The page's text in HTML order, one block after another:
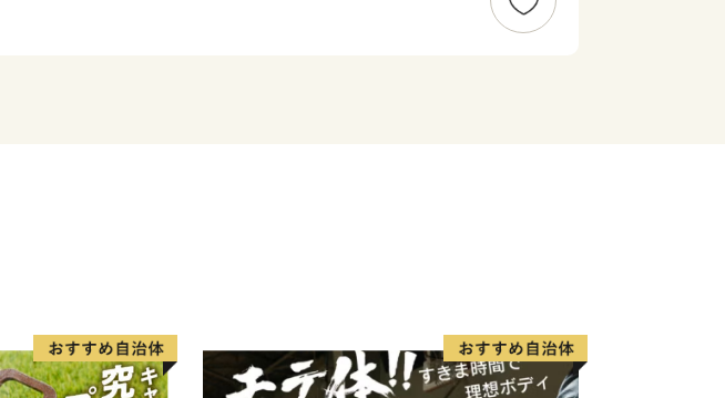
全国1位を誇り、名実ともに「日本一の刃物のまち」として知られ
・包丁（三徳包丁、万能包丁、牛刀、ペティ、果物ナイフ、菜切包
丁、出刃包丁、刺身包丁、中華包丁、冷凍包丁、麺切、骨スキ、パ